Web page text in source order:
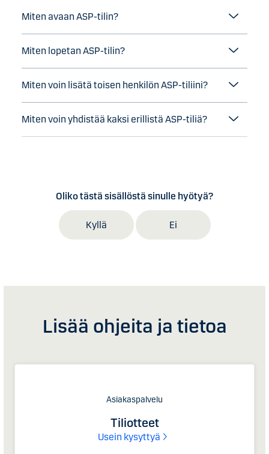
Miten avaan ASP-tilin?
Miten lopetan ASP-tilin?
Miten voin lisätä toisen henkilön ASP-tiliini?
Miten voin yhdistää kaksi erillistä ASP-tiliä?
Oliko tästä sisällöstä sinulle hyötyä?
Kyllä Ei
Lisää ohjeita ja tietoa
Asiakaspalvelu
Tiliotteet
Usein kysyttyä